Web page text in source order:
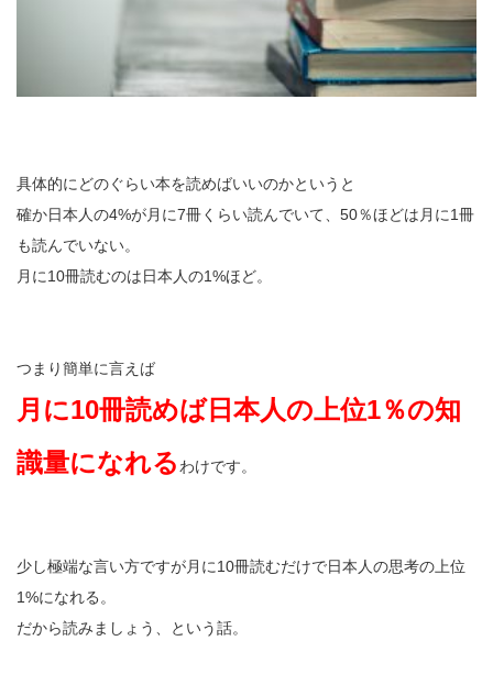
具体的にどのぐらい本を読めばいいのかというと
確か日本人の4%が月に7冊くらい読んでいて、50％ほどは月に1冊
も読んでいない。
月に10冊読むのは日本人の1%ほど。
つまり簡単に言えば
月に10冊読めば日本人の上位1％の知
識量になれる わけです。
少し極端な言い方ですが月に10冊読むだけで日本人の思考の上位
1%になれる。
だから読みましょう、という話。